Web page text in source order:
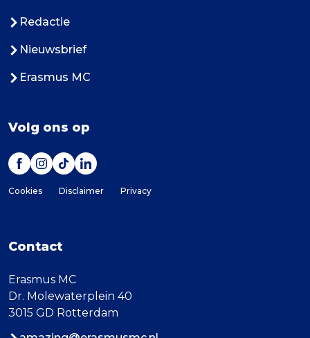
Redactie
Nieuwsbrief
Erasmus MC
Volg ons op
Cookies Disclaimer Privacy
Contact
Erasmus MC
Dr. Molewaterplein 40
3015 GD Rotterdam